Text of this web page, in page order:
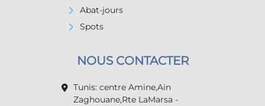
Abat-jours
Spots
NOUS CONTACTER
Tunis: centre Amine,Ain
Zaghouane,Rte LaMarsa -